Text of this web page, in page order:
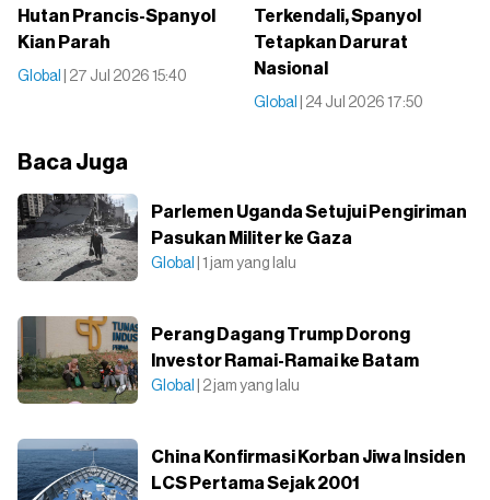
Hutan Prancis-Spanyol
Kian Parah
Global | 27 Jul 2026 15:40
Terkendali, Spanyol
Tetapkan Darurat
Nasional
Global | 24 Jul 2026 17:50
Baca Juga
Parlemen Uganda Setujui Pengiriman
Pasukan Militer ke Gaza
Global | 1 jam yang lalu
Perang Dagang Trump Dorong
Investor Ramai-Ramai ke Batam
Global | 2 jam yang lalu
China Konfirmasi Korban Jiwa Insiden
LCS Pertama Sejak 2001